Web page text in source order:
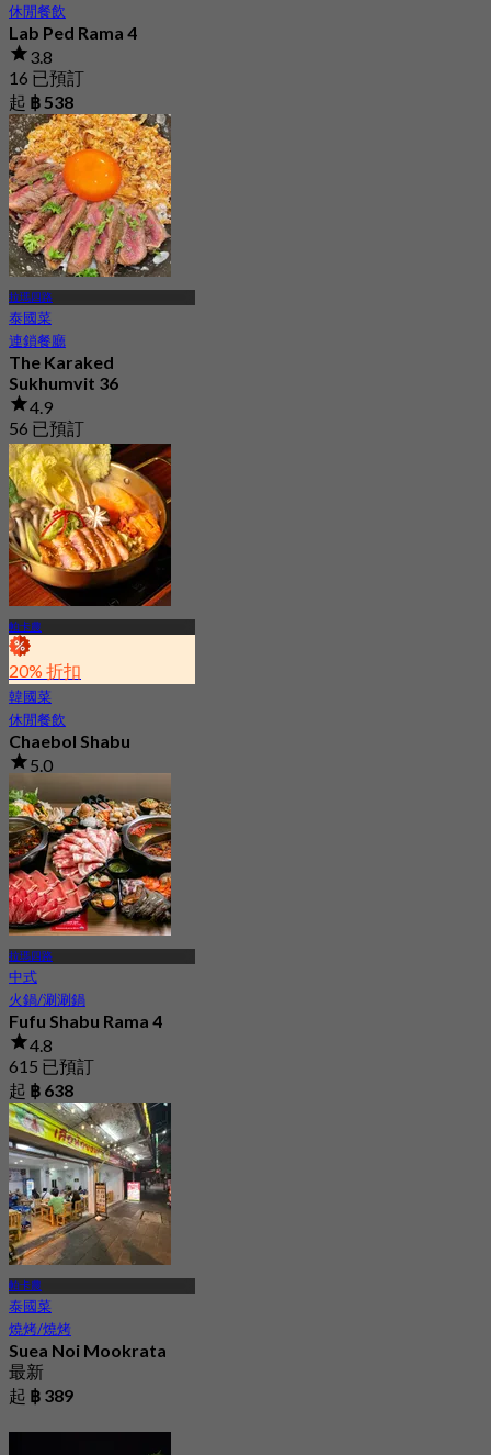
休閒餐飲
Lab Ped Rama 4
3.8
16 已預訂
起 ฿ 538
拉瑪四路
泰國菜
連鎖餐廳
The Karaked
Sukhumvit 36
4.9
56 已預訂
起฿ 298
帕卡農
20% 折扣
韓國菜
休閒餐飲
Chaebol Shabu
5.0
93 已預訂
起฿ 235
拉瑪四路
中式
火鍋/涮涮鍋
Fufu Shabu Rama 4
4.8
615 已預訂
起 ฿ 638
帕卡農
泰國菜
燒烤/燒烤
Suea Noi Mookrata
最新
起 ฿ 389